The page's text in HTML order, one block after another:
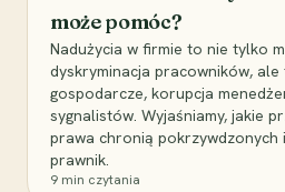
może pomóc?
Nadużycia w firmie to nie tylko
dyskryminacja pracowników,
gospodarcze, korupcja
sygnalistów. Wyjaśniamy, jakie
prawa chronią pokrzywdzonych
prawnik.
9 min czytania